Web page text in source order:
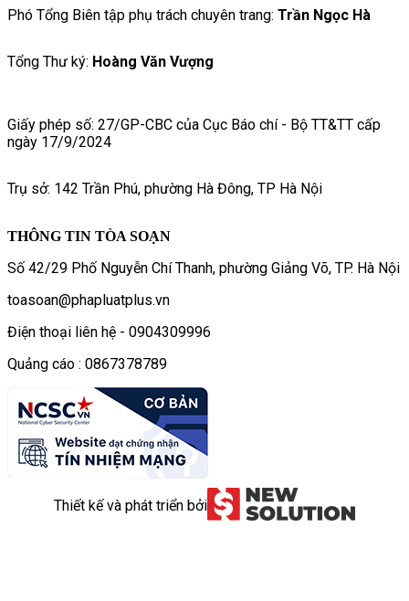
Phó Tổng Biên tập phụ trách chuyên trang: Trần Ngọc Hà
Tổng Thư ký: Hoàng Văn Vượng
Giấy phép số: 27/GP-CBC của Cục Báo chí - Bộ TT&TT cấp
ngày 17/9/2024
Trụ sở: 142 Trần Phú, phường Hà Đông, TP Hà Nội
THÔNG TIN TÒA SOẠN
Số 42/29 Phố Nguyễn Chí Thanh, phường Giảng Võ, TP. Hà Nội
toasoan@phapluatplus.vn
Điện thoại liên hệ - 0904309996
Quảng cáo : 0867378789
Thiết kế và phát triển bởi